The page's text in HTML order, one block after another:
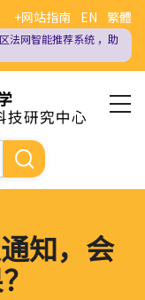
EN 繁體
+网站指南
法网智能推荐系统 ，助
知，会